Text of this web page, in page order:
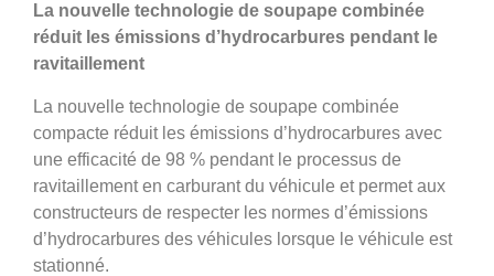
La nouvelle technologie de soupape combinée
réduit les émissions d’hydrocarbures pendant le
ravitaillement
La nouvelle technologie de soupape combinée
compacte réduit les émissions d’hydrocarbures avec
une efficacité de 98 % pendant le processus de
ravitaillement en carburant du véhicule et permet aux
constructeurs de respecter les normes d’émissions
d’hydrocarbures des véhicules lorsque le véhicule est
stationné.